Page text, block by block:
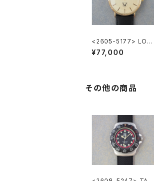
<2605-5177> LONG
INES ”大正製薬”
¥77,000
その他の商品